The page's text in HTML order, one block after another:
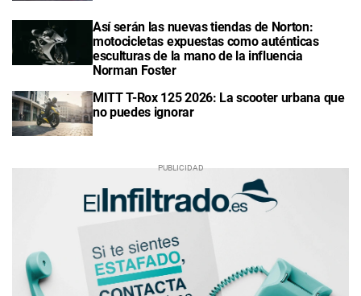
Así serán las nuevas tiendas de Norton:
motocicletas expuestas como auténticas
esculturas de la mano de la influencia
Norman Foster
MITT T-Rox 125 2026: La scooter urbana que
no puedes ignorar